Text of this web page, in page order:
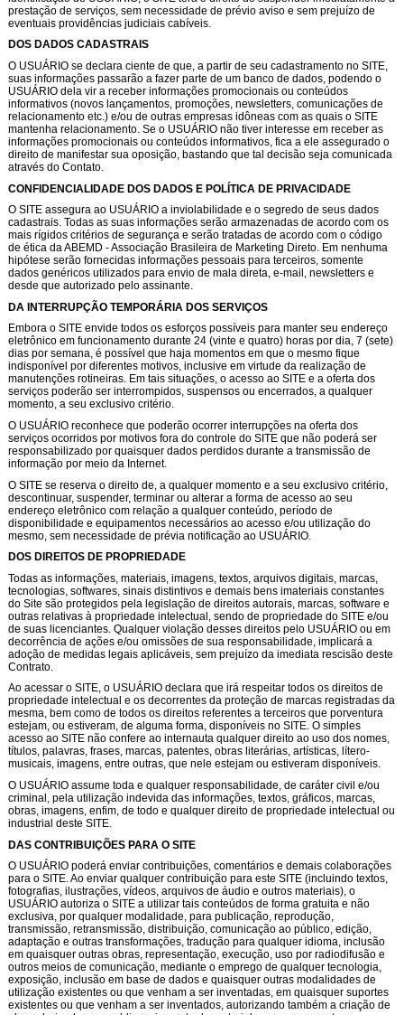
prestação de serviços, sem necessidade de prévio aviso e sem prejuízo de
eventuais providências judiciais cabíveis.
DOS DADOS CADASTRAIS
O USUÁRIO se declara ciente de que, a partir de seu cadastramento no SITE,
suas informações passarão a fazer parte de um banco de dados, podendo o
USUÁRIO dela vir a receber informações promocionais ou conteúdos
informativos (novos lançamentos, promoções, newsletters, comunicações de
relacionamento etc.) e/ou de outras empresas idôneas com as quais o SITE
mantenha relacionamento. Se o USUÁRIO não tiver interesse em receber as
informações promocionais ou conteúdos informativos, fica a ele assegurado o
direito de manifestar sua oposição, bastando que tal decisão seja comunicada
através do Contato.
CONFIDENCIALIDADE DOS DADOS E POLÍTICA DE PRIVACIDADE
O SITE assegura ao USUÁRIO a inviolabilidade e o segredo de seus dados
cadastrais. Todas as suas informações serão armazenadas de acordo com os
mais rígidos critérios de segurança e serão tratadas de acordo com o código
de ética da ABEMD - Associação Brasileira de Marketing Direto. Em nenhuma
hipótese serão fornecidas informações pessoais para terceiros, somente
dados genéricos utilizados para envio de mala direta, e-mail, newsletters e
desde que autorizado pelo assinante.
DA INTERRUPÇÃO TEMPORÁRIA DOS SERVIÇOS
Embora o SITE envide todos os esforços possíveis para manter seu endereço
eletrônico em funcionamento durante 24 (vinte e quatro) horas por dia, 7 (sete)
dias por semana, é possível que haja momentos em que o mesmo fique
indisponível por diferentes motivos, inclusive em virtude da realização de
manutenções rotineiras. Em tais situações, o acesso ao SITE e a oferta dos
serviços poderão ser interrompidos, suspensos ou encerrados, a qualquer
momento, a seu exclusivo critério.
O USUÁRIO reconhece que poderão ocorrer interrupções na oferta dos
serviços ocorridos por motivos fora do controle do SITE que não poderá ser
responsabilizado por quaisquer dados perdidos durante a transmissão de
informação por meio da Internet.
O SITE se reserva o direito de, a qualquer momento e a seu exclusivo critério,
descontinuar, suspender, terminar ou alterar a forma de acesso ao seu
endereço eletrônico com relação a qualquer conteúdo, período de
disponibilidade e equipamentos necessários ao acesso e/ou utilização do
mesmo, sem necessidade de prévia notificação ao USUÁRIO.
DOS DIREITOS DE PROPRIEDADE
Todas as informações, materiais, imagens, textos, arquivos digitais, marcas,
tecnologias, softwares, sinais distintivos e demais bens imateriais constantes
do Site são protegidos pela legislação de direitos autorais, marcas, software e
outras relativas à propriedade intelectual, sendo de propriedade do SITE e/ou
de suas licenciantes. Qualquer violação desses direitos pelo USUÁRIO ou em
decorrência de ações e/ou omissões de sua responsabilidade, implicará a
adoção de medidas legais aplicáveis, sem prejuízo da imediata rescisão deste
Contrato.
Ao acessar o SITE, o USUÁRIO declara que irá respeitar todos os direitos de
propriedade intelectual e os decorrentes da proteção de marcas registradas da
mesma, bem como de todos os direitos referentes a terceiros que porventura
estejam, ou estiveram, de alguma forma, disponíveis no SITE. O simples
acesso ao SITE não confere ao internauta qualquer direito ao uso dos nomes,
títulos, palavras, frases, marcas, patentes, obras literárias, artísticas, lítero-
musicais, imagens, entre outras, que nele estejam ou estiveram disponíveis.
O USUÁRIO assume toda e qualquer responsabilidade, de caráter civil e/ou
criminal, pela utilização indevida das informações, textos, gráficos, marcas,
obras, imagens, enfim, de todo e qualquer direito de propriedade intelectual ou
industrial deste SITE.
DAS CONTRIBUIÇÕES PARA O SITE
O USUÁRIO poderá enviar contribuições, comentários e demais colaborações
para o SITE. Ao enviar qualquer contribuição para este SITE (incluindo textos,
fotografias, ilustrações, vídeos, arquivos de áudio e outros materiais), o
USUÁRIO autoriza o SITE a utilizar tais conteúdos de forma gratuita e não
exclusiva, por qualquer modalidade, para publicação, reprodução,
transmissão, retransmissão, distribuição, comunicação ao público, edição,
adaptação e outras transformações, tradução para qualquer idioma, inclusão
em quaisquer outras obras, representação, execução, uso por radiodifusão e
outros meios de comunicação, mediante o emprego de qualquer tecnologia,
exposição, inclusão em base de dados e quaisquer outras modalidades de
utilização existentes ou que venham a ser inventadas, em quaisquer suportes
existentes ou que venham a ser inventados, autorizando também a criação de